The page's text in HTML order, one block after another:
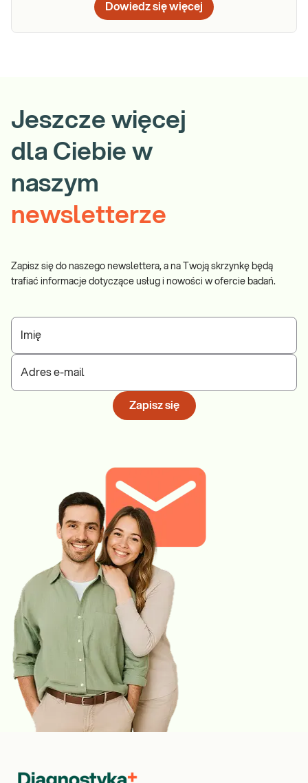
Dowiedz się więcej
Jeszcze więcej
dla Ciebie w
naszym
newsletterze
Zapisz się do naszego newslettera, a na Twoją skrzynkę będą
trafiać informacje dotyczące usług i nowości w ofercie badań.
Imię
Adres e-mail
Zapisz się